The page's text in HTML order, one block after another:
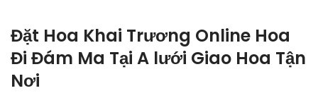
Đặt Hoa Khai Trương Online Hoa
Đi Đám Ma Tại A lưới Giao Hoa Tận
Nơi